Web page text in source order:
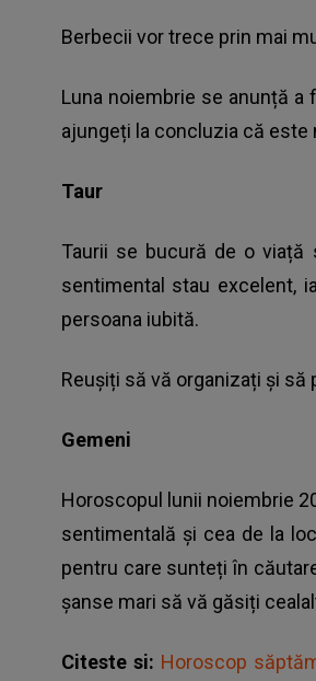
Berbecii vor trece prin mai
Luna noiembrie se anunță
ajungeți la concluzia că
Taur
Taurii se bucură de o viață
sentimental stau excelent,
persoana iubită.
Reușiți să vă organizați și
Gemeni
Horoscopul lunii noiembrie
sentimentală și cea de la
pentru care sunteți în
șanse mari să vă găsiți
Citeste si: Horoscop